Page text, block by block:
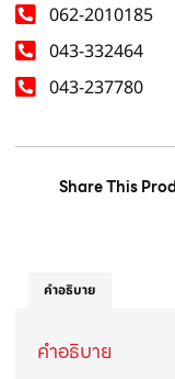
062-2010185
043-332464
043-237780
Share This
คำอธิบาย
คำอธิบาย